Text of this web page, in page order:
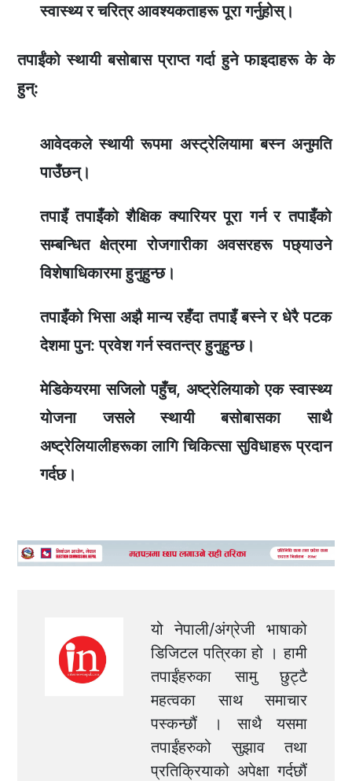
स्वास्थ्य र चरित्र आवश्यकताहरू पूरा गर्नुहोस्।
तपाईंको स्थायी बसोबास प्राप्त गर्दा हुने फाइदाहरू के के
हुन्:
आवेदकले स्थायी रूपमा अस्ट्रेलियामा बस्न अनुमति
पाउँछन्।
तपाइँ तपाइँको शैक्षिक क्यारियर पूरा गर्न र तपाइँको
सम्बन्धित क्षेत्रमा रोजगारीका अवसरहरू पछ्याउने
विशेषाधिकारमा हुनुहुन्छ।
तपाइँको भिसा अझै मान्य रहँदा तपाइँ बस्ने र धेरै पटक
देशमा पुन: प्रवेश गर्न स्वतन्त्र हुनुहुन्छ।
मेडिकेयरमा सजिलो पहुँच, अष्ट्रेलियाको एक स्वास्थ्य
योजना जसले स्थायी बसोबासका साथै
अष्ट्रेलियालीहरूका लागि चिकित्सा सुविधाहरू प्रदान
गर्दछ।
यो नेपाली/अंग्रेजी भाषाको
डिजिटल पत्रिका हो । हामी
तपाईंहरुका सामु छुट्टै
महत्वका साथ समाचार
पस्कन्छौं । साथै यसमा
तपाईंहरुको सुझाव तथा
प्रतिक्रियाको अपेक्षा गर्दछौं